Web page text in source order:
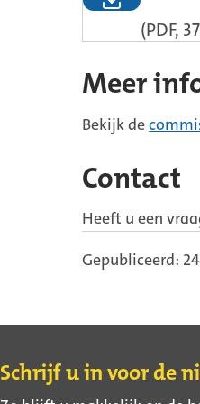
(PDF,
Meer
Bekijk de
Contact
Heeft u een
Gepubliceerd:
Contact
Schrijf u in voor de